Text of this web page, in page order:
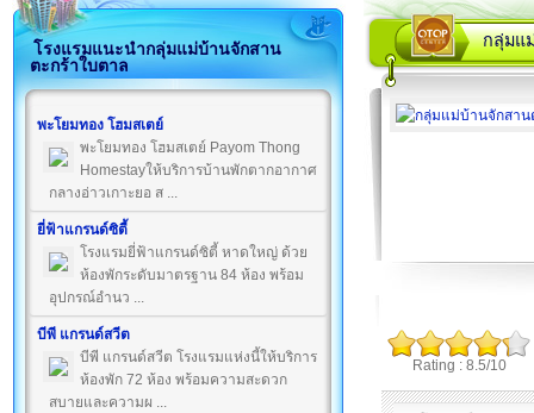
โรงแรมแนะนำกลุ่มแม่บ้านจักสาน
ตะกร้าใบตาล
พะโยมทอง โฮมสเตย์
พะโยมทอง โฮมสเตย์ Payom Thong
Homestayให้บริการบ้านพักตากอากาศ
กลางอ่าวเกาะยอ ส ...
ยี่ฟ้าแกรนด์ซิตี้
โรงแรมยี่ฟ้าแกรนด์ซิตี้ หาดใหญ่ ด้วย
ห้องพักระดับมาตรฐาน 84 ห้อง พร้อม
อุปกรณ์อำนว ...
บีพี แกรนด์สวีต
บีพี แกรนด์สวีต โรงแรมแห่งนี้ให้บริการ
ห้องพัก 72 ห้อง พร้อมความสะดวก
สบายและความผ ...
กลุ่มแ
Rating : 8.5/10